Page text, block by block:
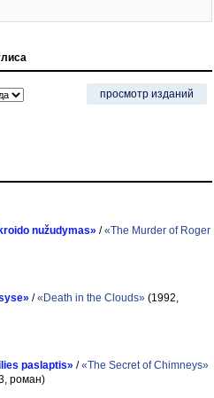
просмотр изданий
nužudymas» /«The Murder of Roger
/«Death in the Clouds» (1992,
paslaptis» /«The Secret of Chimneys»
роман)